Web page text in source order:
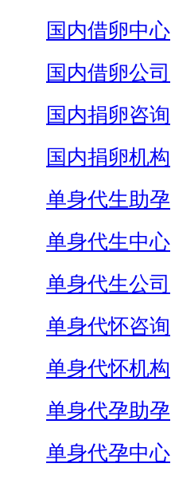
国内借卵中心
国内借卵公司
国内捐卵咨询
国内捐卵机构
单身代生助孕
单身代生中心
单身代生公司
单身代怀咨询
单身代怀机构
单身代孕助孕
单身代孕中心